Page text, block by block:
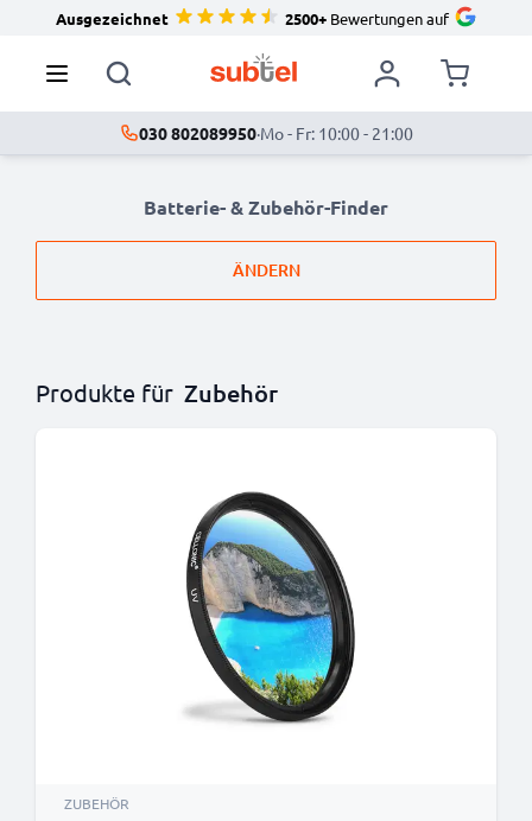
Ausgezeichnet 2500+Bewertungen auf
030 802089950·Mo - Fr: 10:00 - 21:00
Batterie- & Zubehör-Finder
ÄNDERN
Produkte für Zubehör
ZUBEHÖR